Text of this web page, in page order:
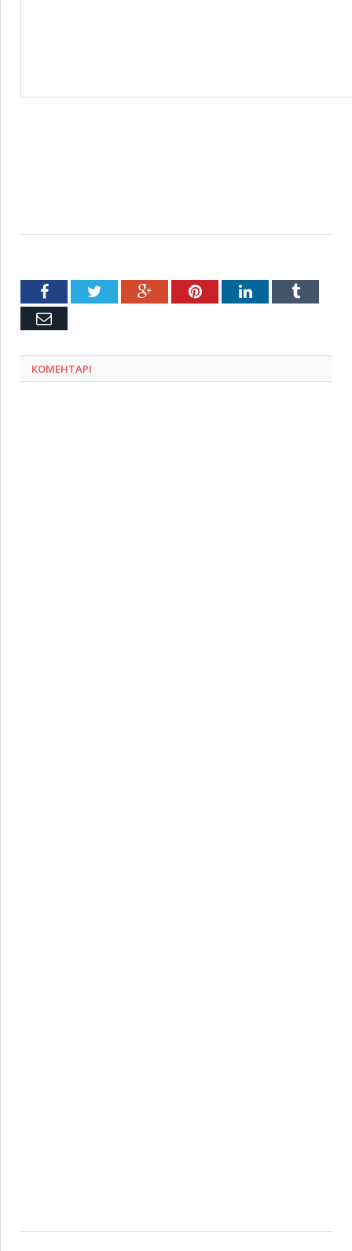
FacebookTwitter Google+PinterestLinkedInTumblr
Емейл
КОМЕНТАРІ